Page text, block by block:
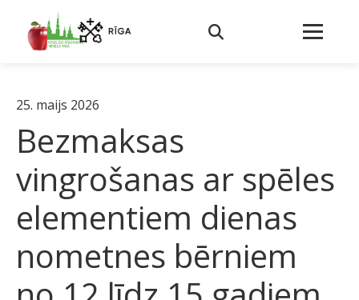
25. maijs 2026
Bezmaksas
vingrošanas ar spēles
elementiem dienas
nometnes bērniem